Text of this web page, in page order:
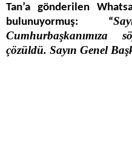
Tan’a gönderilen
bulunuyormuş: “
Cumhurbaşkanımıza
çözüldü. Sayın Genel